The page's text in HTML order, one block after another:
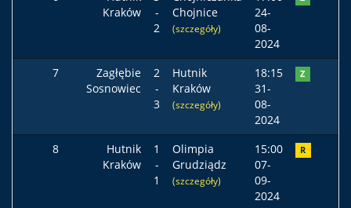
Kraków
-
2
Chojnice
(szczegóły)
24-
08-
2024
7
Zagłębie
Sosnowiec
2
-
3
Hutnik
Kraków
(szczegóły)
18:15
31-
08-
2024
Z
8
Hutnik
Kraków
1
-
1
Olimpia
Grudziądz
(szczegóły)
15:00
07-
09-
2024
R